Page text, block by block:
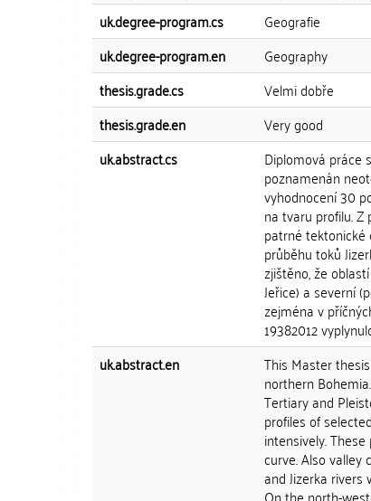
uk.degree-program.cs
Geografie
uk.degree-program.en
Geography
thesis.grade.cs
Velmi dobře
thesis.grade.en
Very good
uk.abstract.cs
Diplomová práce
poznamenán
vyhodnocení 30
na tvaru profilu.
patrné tektonické
průběhu toků
zjištěno, že
Jeřice) a severní
zejména v
19382012
uk.abstract.en This Master
northern
Tertiary and
profiles of
intensively.
curve. Also valley
and Jizerka